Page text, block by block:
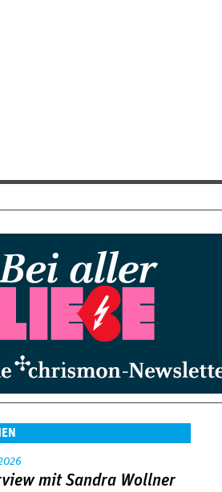
mit Sandra Wollner